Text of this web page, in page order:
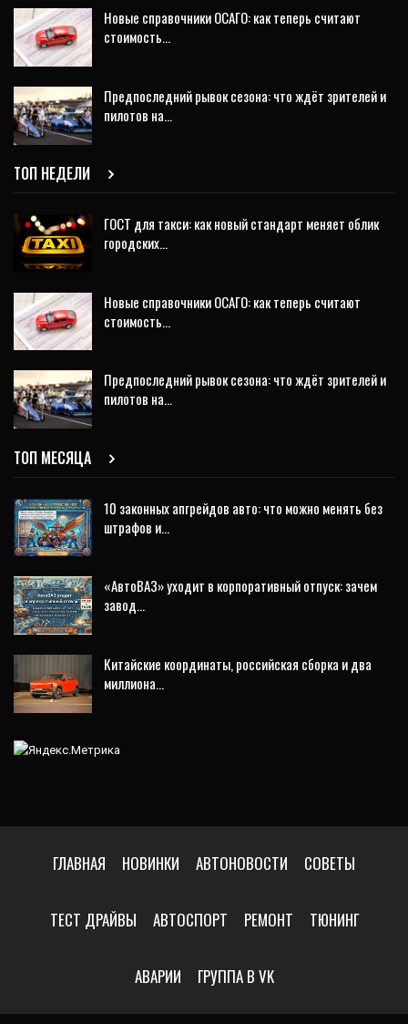
Новые справочники ОСАГО: как теперь считают
стоимость…
Предпоследний рывок сезона: что ждёт зрителей и
пилотов на…
ТОП НЕДЕЛИ
ГОСТ для такси: как новый стандарт меняет облик
городских…
Новые справочники ОСАГО: как теперь считают
стоимость…
Предпоследний рывок сезона: что ждёт зрителей и
пилотов на…
ТОП МЕСЯЦА
10 законных апгрейдов авто: что можно менять без
штрафов и…
«АвтоВАЗ» уходит в корпоративный отпуск: зачем
завод…
Китайские координаты, российская сборка и два
миллиона…
ГЛАВНАЯ НОВИНКИ АВТОНОВОСТИ СОВЕТЫ
ТЕСТ ДРАЙВЫ АВТОСПОРТ РЕМОНТ ТЮНИНГ
АВАРИИ ГРУППА В VK